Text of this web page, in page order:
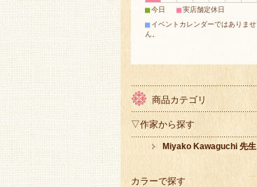
■今日 ■実店舗定休日
■ イベントカレンダーではありませ
ん。
商品カテゴリ
▽作家から探す
Miyako Kawaguchi 先生
カラーで探す